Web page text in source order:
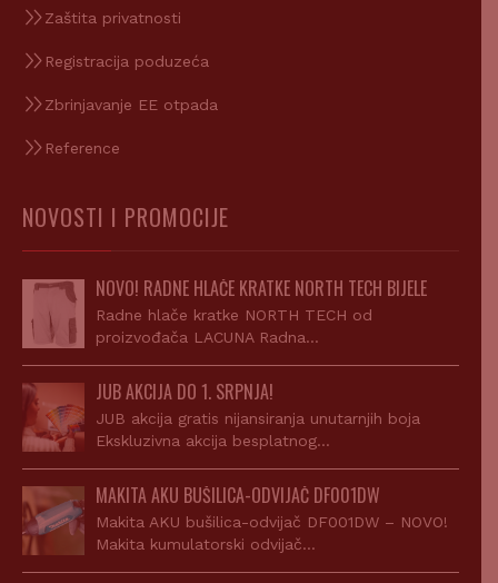
Zaštita privatnosti
Registracija poduzeća
Zbrinjavanje EE otpada
Reference
NOVOSTI I PROMOCIJE
NOVO! RADNE HLAČE KRATKE NORTH TECH BIJELE
Radne hlače kratke NORTH TECH od
proizvođača LACUNA Radna…
JUB AKCIJA DO 1. SRPNJA!
JUB akcija gratis nijansiranja unutarnjih boja
Ekskluzivna akcija besplatnog…
MAKITA AKU BUŠILICA-ODVIJAČ DF001DW
Makita AKU bušilica-odvijač DF001DW – NOVO!
Makita kumulatorski odvijač…